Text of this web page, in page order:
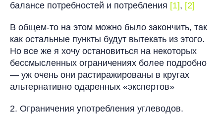
балансе потребностей и потребления [1], [2]
В общем-то на этом можно было закончить, так
как остальные пункты будут вытекать из этого.
Но все же я хочу остановиться на некоторых
бессмысленных ограничениях более подробно
— уж очень они растиражированы в кругах
альтернативно одаренных «экспертов»
2. Ограничения употребления углеводов.